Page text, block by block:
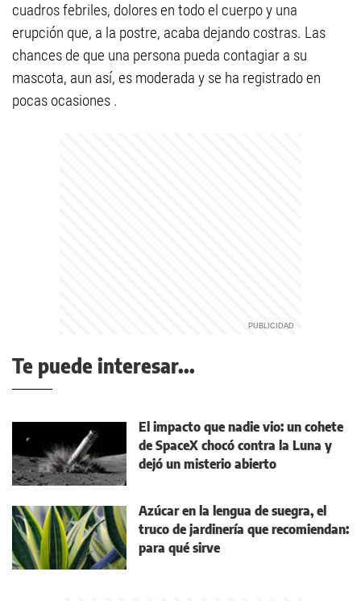
cuadros febriles, dolores en todo el cuerpo y una
erupción que, a la postre, acaba dejando costras. Las
chances de que una persona pueda contagiar a su
mascota, aun así, es moderada y se ha registrado en
pocas ocasiones .
Te puede interesar...
El impacto que nadie vio: un cohete
de SpaceX chocó contra la Luna y
dejó un misterio abierto
Azúcar en la lengua de suegra, el
truco de jardinería que recomiendan:
para qué sirve